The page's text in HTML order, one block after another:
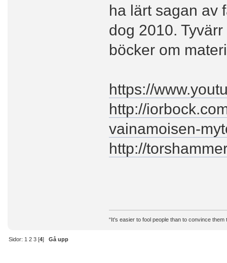
ha lärt sagan av
dog 2010.
böcker om
https://
http://
vainamoisen-
http://
“It's easier to fool people than to convince them
Sidor: 1 2 3 [4]Gå upp